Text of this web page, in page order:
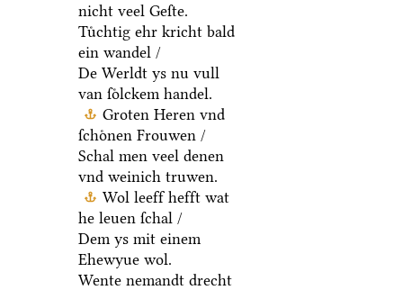
nicht veel Geſte.
Tuͤchtig ehr kricht bald
ein wandel /
De Werldt ys nu vull
van ſoͤlckem handel.
Groten Heren vnd
ſchoͤnen Frouwen /
Schal men veel denen
vnd weinich truwen.
Wol leeff hefft wat
he leuen ſchal /
Dem ys mit einem
Ehewyue wol.
Wente nemandt drecht